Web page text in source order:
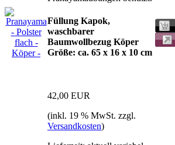
Füllung Kapok,
waschbarer
Baumwollbezug Köper
Größe: ca. 65 x 16 x 10 cm
42,00 EUR
(inkl. 19 % MwSt. zzgl.
Versandkosten)